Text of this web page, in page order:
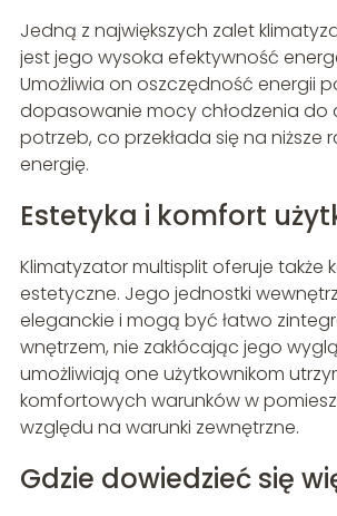
Jedną z największych zalet
jest jego wysoka efektywność
Umożliwia on oszczędność energii
dopasowanie mocy chłodzenia do
potrzeb, co przekłada się na niższe
energię.
Estetyka i komfort
Klimatyzator multisplit oferuje także
estetyczne. Jego jednostki
eleganckie i mogą być łatwo
wnętrzem, nie zakłócając jego
umożliwiają one użytkownikom
komfortowych warunków w
względu na warunki zewnętrzne.
Gdzie dowiedzieć się